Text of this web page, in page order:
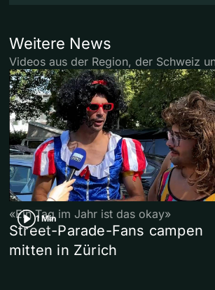
Weitere News
Videos aus der Region, der Schweiz
1 Min
«Ein Tag im Jahr ist das okay»
Street-Parade-Fans campen
mitten in Zürich